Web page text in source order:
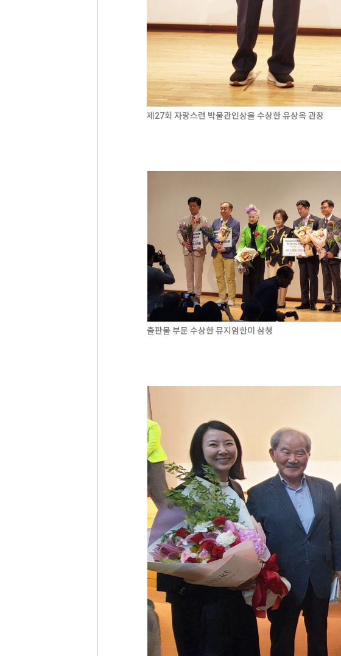
제27회 자랑스런 박물관인상을 수상한 유상옥 관장
출판물 부문 수상한 뮤지엄한미 삼청